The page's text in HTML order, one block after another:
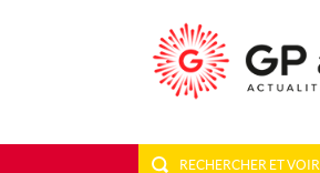
RECHERCHER ET VOIR